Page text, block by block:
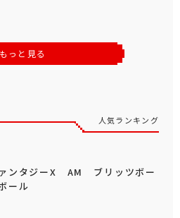
もっと見る
人気ランキング
ンタジーX AM ブリッツボー
ール